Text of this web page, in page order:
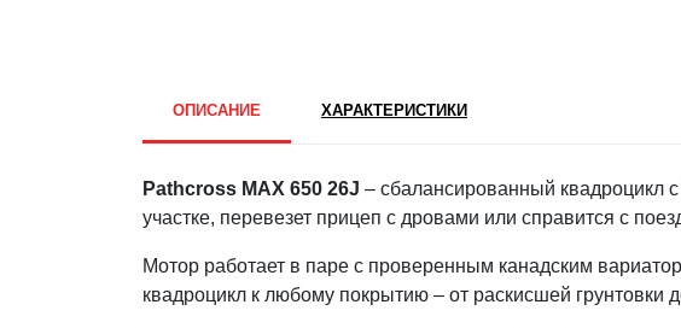
ОПИСАНИЕ ХАРАКТЕРИСТИКИ
Pathcross MAX 650 26J – сбалансированный квадроцикл
участке, перевезет прицеп с дровами или справится с
Мотор работает в паре с проверенным канадским
квадроцикл к любому покрытию – от раскисшей грунтовки